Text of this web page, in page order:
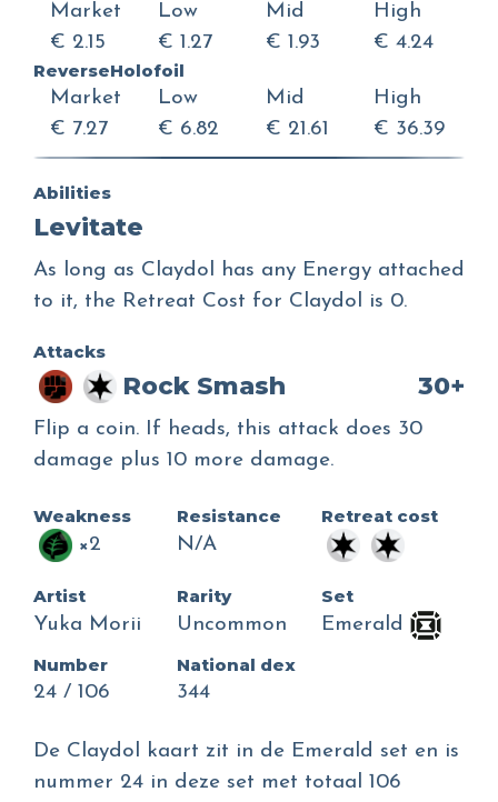
Market
€ 2.15
Low
€ 1.27
Mid
€ 1.93
High
€ 4.24
ReverseHolofoil
Market
€ 7.27
Low
€ 6.82
Mid
€ 21.61
High
€ 36.39
Abilities
Levitate
As long as Claydol has any Energy attached
to it, the Retreat Cost for Claydol is 0.
Attacks
Rock Smash 30+
Flip a coin. If heads, this attack does 30
damage plus 10 more damage.
Weakness
×2
Resistance
N/A
Retreat cost
Artist
Yuka Morii
Rarity
Uncommon
Set
Emerald
Number
24 / 106
National dex
344
De Claydol kaart zit in de Emerald set en is
nummer 24 in deze set met totaal 106